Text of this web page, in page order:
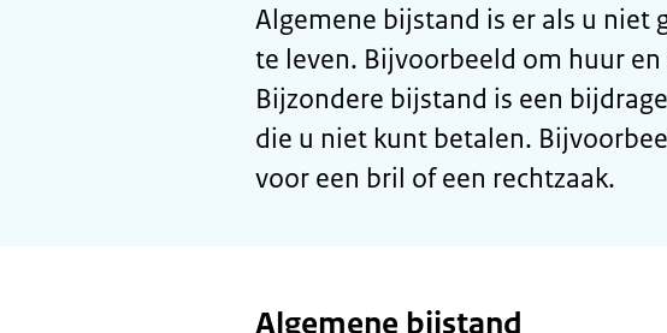
Algemene bijstand is er als u niet
te leven. Bijvoorbeeld om huur
Bijzondere bijstand is een
die u niet kunt betalen.
voor een bril of een rechtzaak.
Algemene bijstand